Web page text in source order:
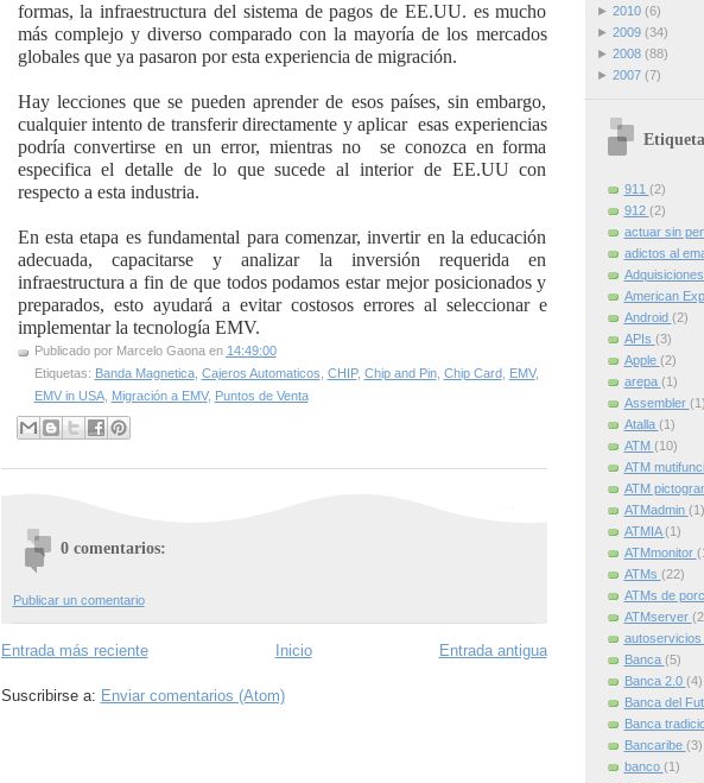
formas, la infraestructura del sistema de pagos de EE.UU. es mucho
más complejo y diverso comparado con la mayoría de los mercados
globales que ya pasaron por esta experiencia de migración.
Hay lecciones que se pueden aprender de esos países, sin embargo,
cualquier intento de transferir directamente y aplicar esas experiencias
podría convertirse en un error, mientras no se conozca en forma
especifica el detalle de lo que sucede al interior de EE.UU con
respecto a esta industria.
En esta etapa es fundamental para comenzar, invertir en la educación
adecuada, capacitarse y analizar la inversión requerida en
infraestructura a fin de que todos podamos estar mejor posicionados y
preparados, esto ayudará a evitar costosos errores al seleccionar e
implementar la tecnología EMV.
Publicado por Marcelo Gaona en 14:49:00
Etiquetas: Banda Magnetica, Cajeros Automaticos CHIP, Chip and Pin, Chip Card, EMV,
EMV in USA, Migración a EMV, Puntos de Venta
0 comentarios:
Publicar un comentario
Entrada más reciente Entrada antigua
Inicio
Suscribirse a: Enviar comentarios (Atom)
► 2010 (6)
► 2009 (34)
► 2008 (88)
► 2007 (7)
911 (2)
912 (2)
actuar sin
adictos al
Adquisiciones
American
Android (2)
APIs (3)
Apple (2)
arepa (1)
Assembler (1)
Atalla (1)
ATM (10)
ATM
ATM
ATMadmin (1)
ATMIA(1)
ATMmonitor
ATMs (22)
ATMs de
ATMserver
autoservicios
Banca (5)
Banca 2.0 (4)
Banca del
Banca
Bancaribe (3)
banco (1)